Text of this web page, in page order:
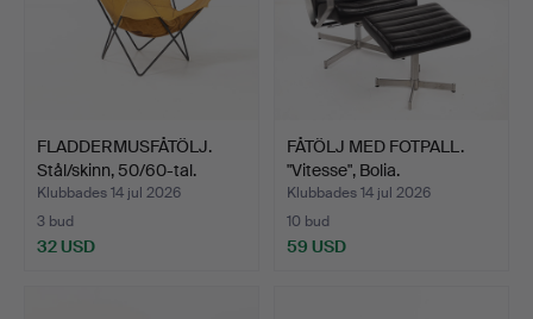
FLADDERMUSFÅTÖLJ.
Stål/skinn, 50/60-tal.
Klubbades 14 jul 2026
3 bud
32 USD
FÅTÖLJ MED FOTPALL.
"Vitesse", Bolia.
Klubbades 14 jul 2026
10 bud
59 USD